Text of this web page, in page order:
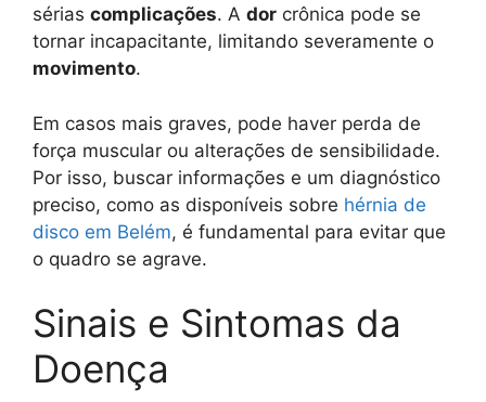
sérias complicações. A dor crônica pode se
tornar incapacitante, limitando severamente o
movimento.
Em casos mais graves, pode haver perda de
força muscular ou alterações de sensibilidade.
Por isso, buscar informações e um diagnóstico
preciso, como as disponíveis sobre hérnia de
disco em Belém, é fundamental para evitar que
o quadro se agrave.
Sinais e Sintomas da
Doença